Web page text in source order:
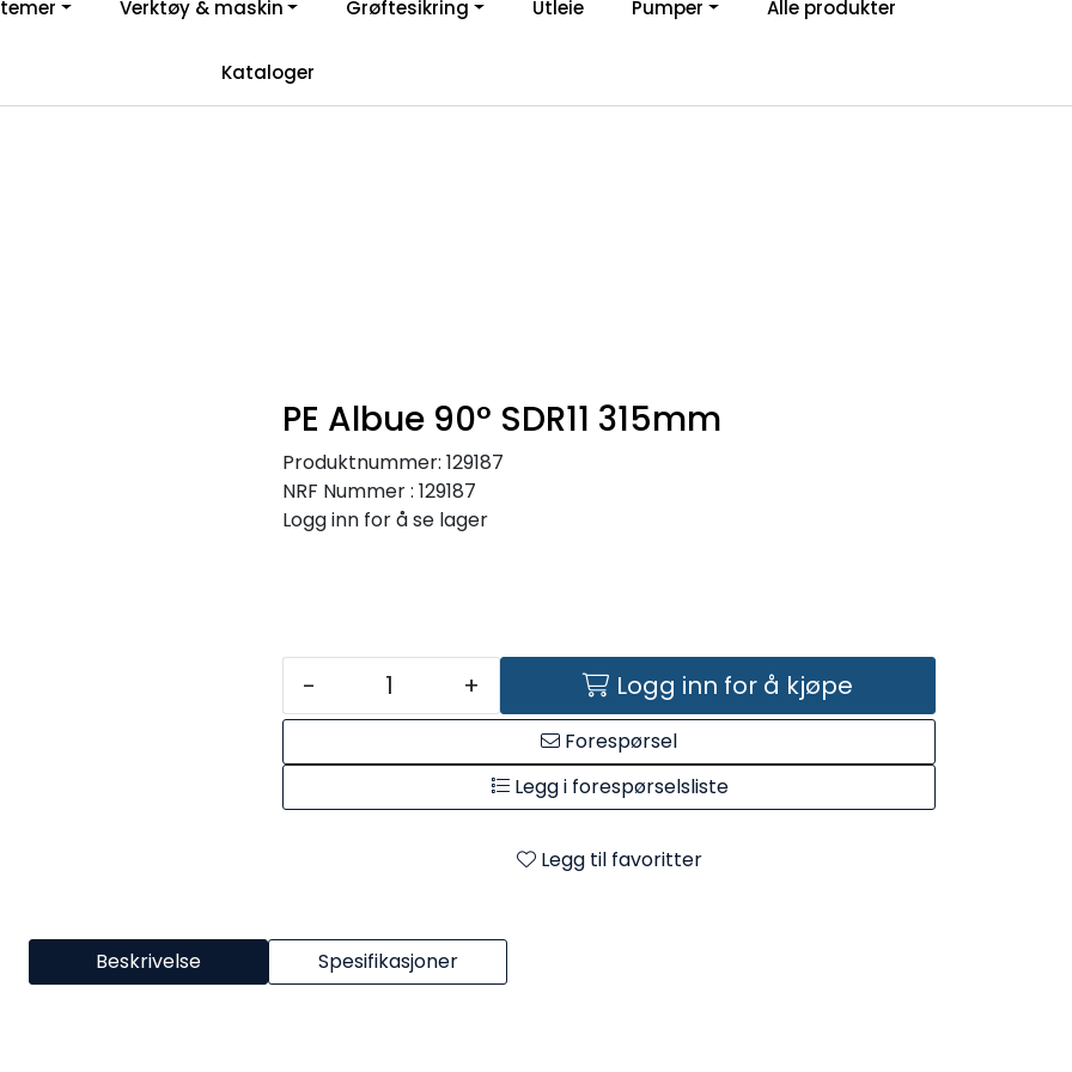
Registrer deg som bruker i vår nettbutikk for full oversikt
Verktøy & maskin Grøftesikring Utleie Pumper Alle produkter
Kataloger
PE Albue 90° SDR11 315mm
Produktnummer: 129187
NRF Nummer : 129187
Logg inn for å se lager
- + Logg inn for å kjøpe
Forespørsel
Legg i forespørselsliste
Legg til favoritter
Beskrivelse Spesifikasjoner